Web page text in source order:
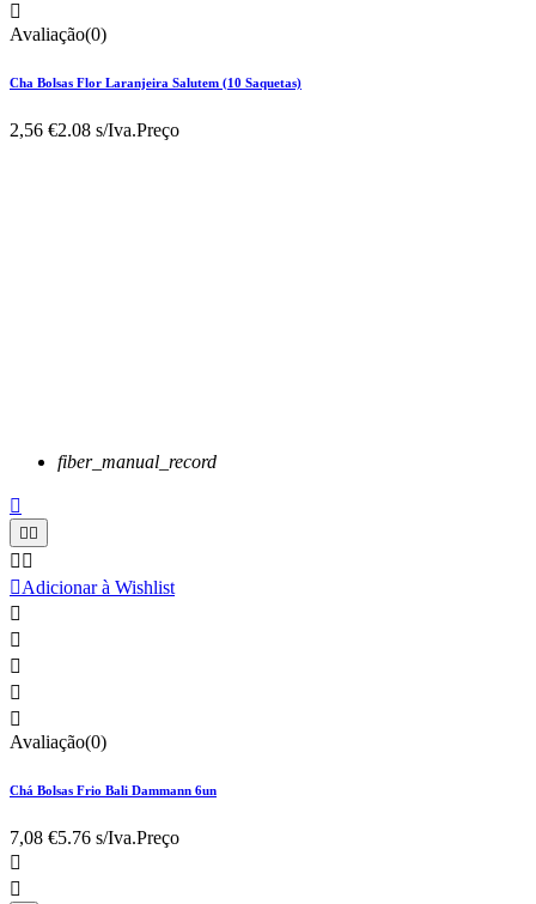

Avaliação(0)
Cha Bolsas Flor Laranjeira Salutem (10 Saquetas)
2,56 €2.08 s/Iva.Preço
fiber_manual_record

 
 
Adicionar à Wishlist





Avaliação(0)
Chá Bolsas Frio Bali Dammann 6un
7,08 €5.76 s/Iva.Preço

